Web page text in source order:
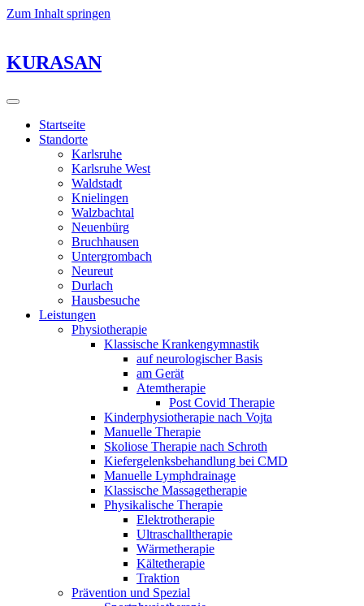
Zum Inhalt springen
KURASAN
Startseite
Standorte
Karlsruhe
Karlsruhe West
Waldstadt
Knielingen
Walzbachtal
Neuenbürg
Bruchhausen
Untergrombach
Neureut
Durlach
Hausbesuche
Leistungen
Physiotherapie
Klassische Krankengymnastik
auf neurologischer Basis
am Gerät
Atemtherapie
Post Covid Therapie
Kinderphysiotherapie nach Vojta
Manuelle Therapie
Skoliose Therapie nach Schroth
Kiefergelenksbehandlung bei CMD
Manuelle Lymphdrainage
Klassische Massagetherapie
Physikalische Therapie
Elektrotherapie
Ultraschalltherapie
Wärmetherapie
Kältetherapie
Traktion
Prävention und Spezial